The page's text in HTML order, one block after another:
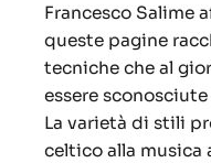
Francesco Salime
queste pagine
tecniche che al
essere
La varietà di stili
celtico alla musica